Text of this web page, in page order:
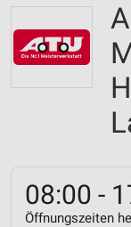
08:00 -
Öffnungszeiten